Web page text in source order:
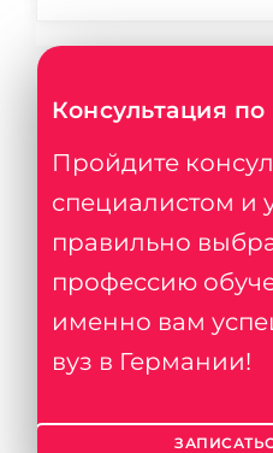
Консультация
Пройдите
специалистом и
правильно
профессию
именно вам
вуз в Германии!